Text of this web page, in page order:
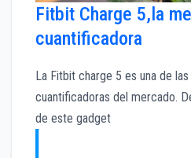
Fitbit Charge 5,la
cuantificadora
La Fitbit charge 5 es una de
cuantificadoras del mercado.
de este gadget